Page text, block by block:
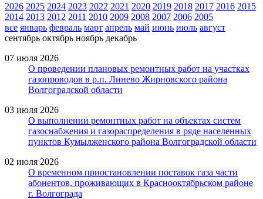
2026 2025 2024 2023 2022 2021 2020 2019 2018 2017 2016 2015
2014 2013 2012 2011 2010 2009 2008 2007 2006 2005
все январь февраль март апрель май июнь июль август
сентябрь октябрь ноябрь декабрь
07 июля 2026
О проведении плановых ремонтных работ на участках
газопроводов в р.п. Линево Жирновского района
Волгоградской области
03 июля 2026
О выполнении ремонтных работ на объектах систем
газоснабжения и газораспределения в ряде населенных
пунктов Кумылженского района Волгоградской области
02 июля 2026
О временном приостановлении поставок газа части
абонентов, проживающих в Краснооктябрьском районе
г. Волгограда